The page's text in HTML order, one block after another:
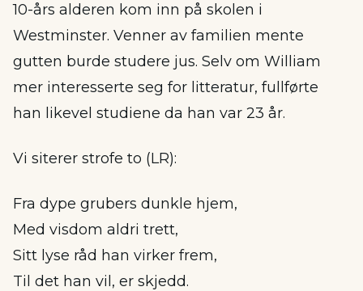
10-års alderen kom inn på skolen i
Westminster. Venner av familien mente
gutten burde studere jus. Selv om William
mer interesserte seg for litteratur, fullførte
han likevel studiene da han var 23 år.
Vi siterer strofe to (LR):
Fra dype grubers dunkle hjem,
Med visdom aldri trett,
Sitt lyse råd han virker frem,
Til det han vil, er skjedd.